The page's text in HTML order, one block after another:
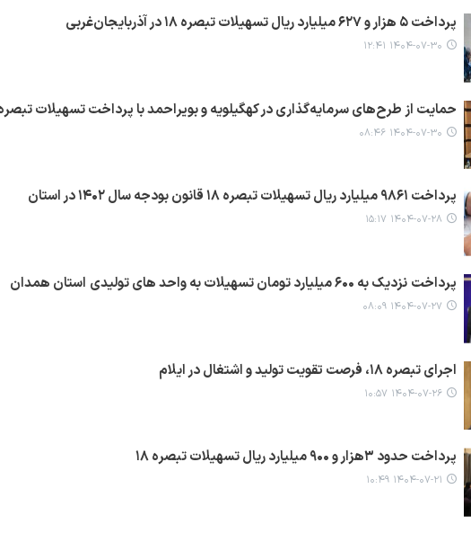
پرداخت ۵ هزار و ۶۲۷ میلیارد ریال تسهیلات تبصره ۱۸ در آذربایجان‌غربی
۱۴۰۴-۰۷-۳۰ ۱۲:۴۱
حمایت از طرح‌های سرمایه‌گذاری در کهگیلویه و بویراحمد با پرداخت تسهیلات تبصره
۱۴۰۴-۰۷-۳۰ ۰۸:۴۶
پرداخت ۹۸۶۱ میلیارد ریال تسهیلات تبصره ۱۸ قانون بودجه سال ۱۴۰۲ در استان
۱۴۰۴-۰۷-۲۸ ۱۵:۱۷
پرداخت نزدیک به ۶۰۰ میلیارد تومان تسهیلات به واحد های تولیدی استان همدان
۱۴۰۴-۰۷-۲۷ ۰۸:۰۹
اجرای تبصره ۱۸، فرصت تقویت تولید و اشتغال در ایلام
۱۴۰۴-۰۷-۲۶ ۱۰:۵۷
پرداخت حدود ۳هزار و ۹۰۰ میلیارد ریال تسهیلات تبصره ۱۸
۱۴۰۴-۰۷-۲۱ ۱۰:۴۹